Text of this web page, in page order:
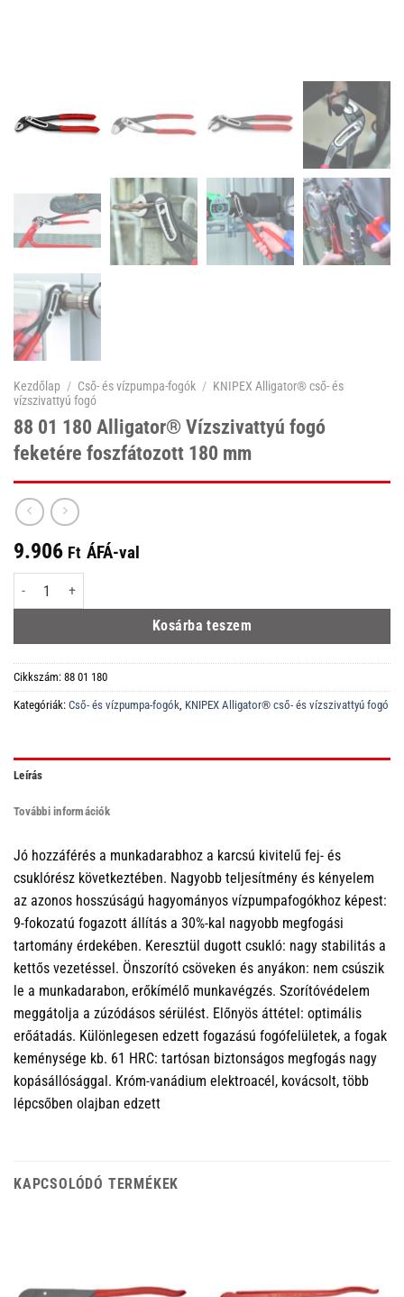
Kezdőlap / Cső- és vízpumpa-fogók / KNIPEX Alligator® cső- és
vízszivattyú fogó
88 01 180 Alligator® Vízszivattyú fogó
feketére foszfátozott 180 mm
9.906 Ft ÁFÁ-val
88 01 180 Alligator® Vízszivattyú fogó feketére foszfátozott 180 mm
Kosárba teszem
Cikkszám: 88 01 180
Kategóriák: Cső- és vízpumpa-fogók, KNIPEX Alligator® cső- és vízszivattyú fogó
Leírás
További információk
Jó hozzáférés a munkadarabhoz a karcsú kivitelű fej- és
csuklórész következtében. Nagyobb teljesítmény és kényelem
az azonos hosszúságú hagyományos vízpumpafogókhoz képest:
9-fokozatú fogazott állítás a 30%-kal nagyobb megfogási
tartomány érdekében. Keresztül dugott csukló: nagy stabilitás a
kettős vezetéssel. Önszorító csöveken és anyákon: nem csúszik
le a munkadarabon, erőkímélő munkavégzés. Szorítóvédelem
meggátolja a zúzódásos sérülést. Előnyös áttétel: optimális
erőátadás. Különlegesen edzett fogazású fogófelületek, a fogak
keménysége kb. 61 HRC: tartósan biztonságos megfogás nagy
kopásállósággal. Króm-vanádium elektroacél, kovácsolt, több
lépcsőben olajban edzett
KAPCSOLÓDÓ TERMÉKEK